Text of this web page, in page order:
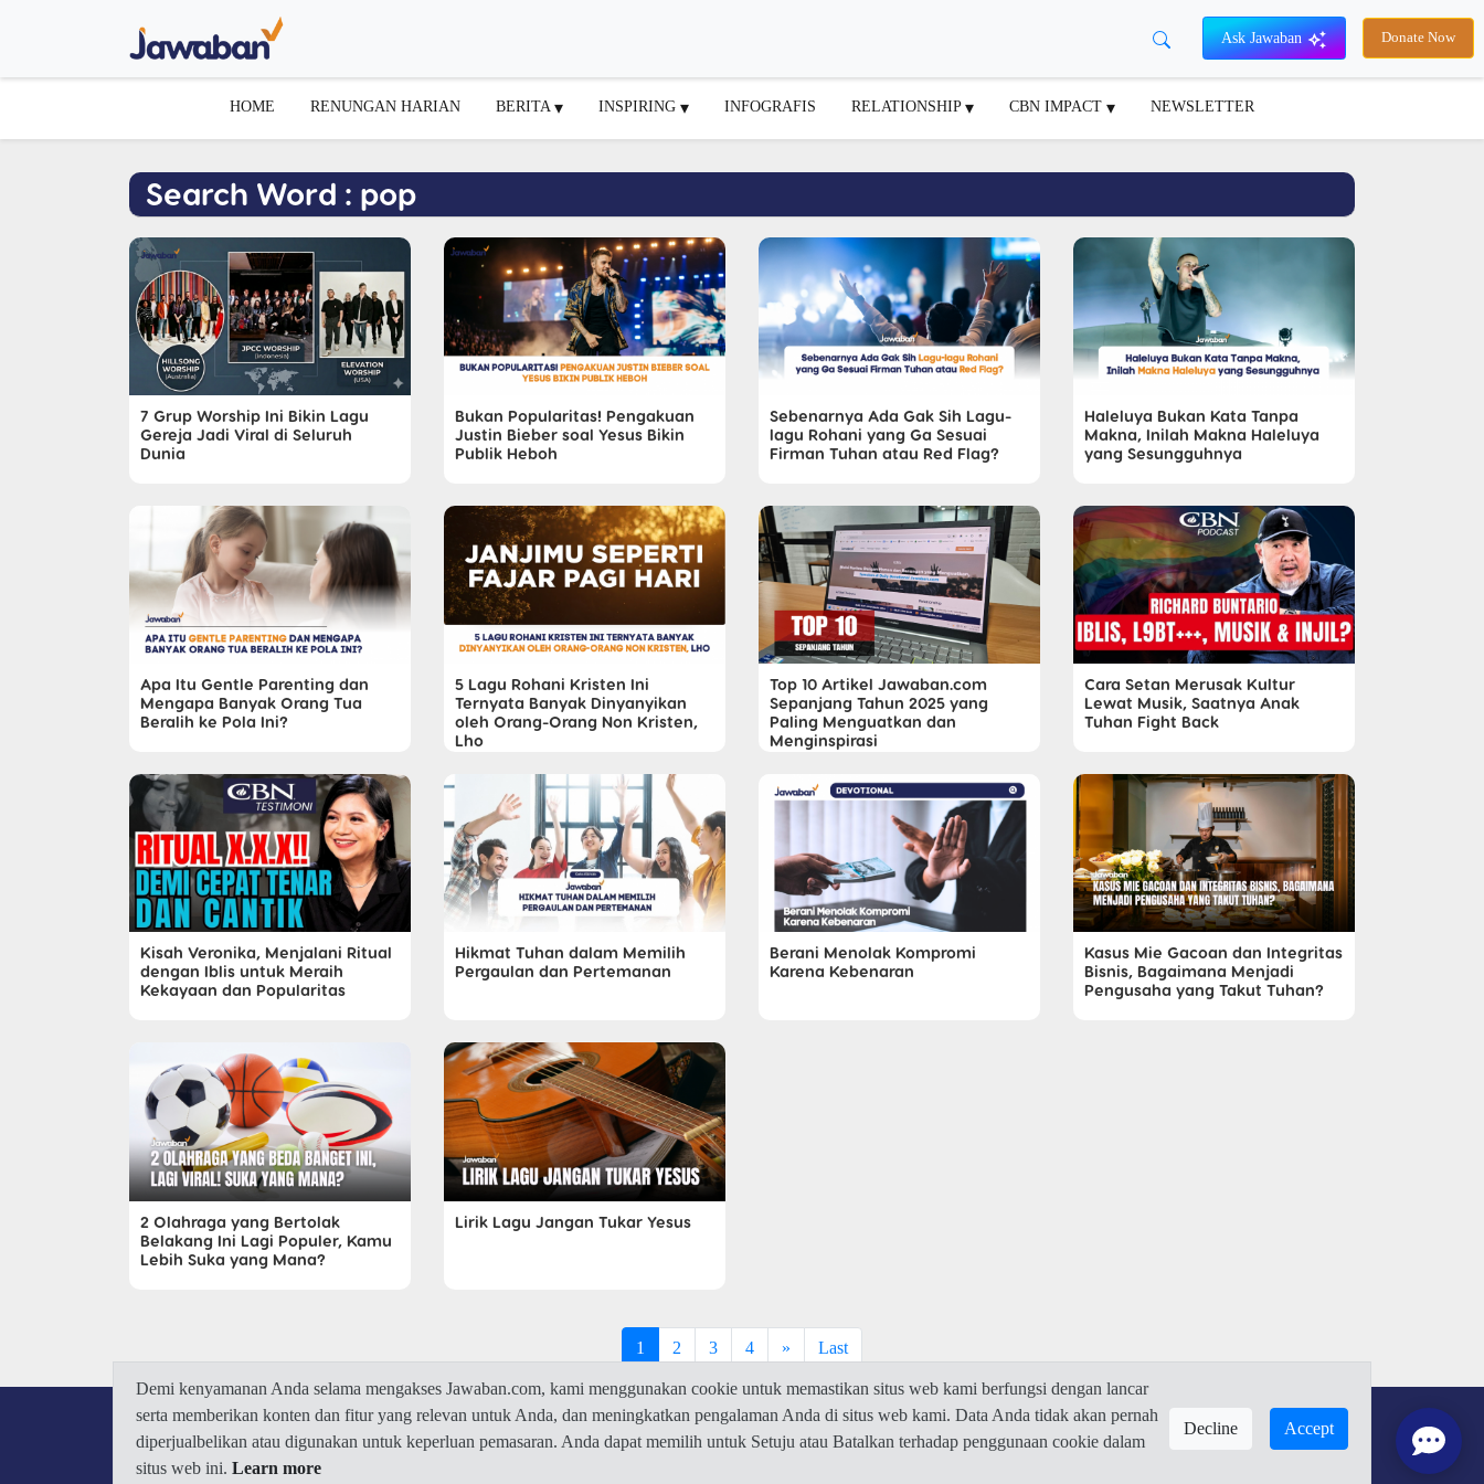
Ask Jawaban Donate Now
HOME RENUNGAN HARIAN BERITA INSPIRING INFOGRAFIS RELATIONSHIP CBN IMPACT NEWSLETTER
Search Word : pop
7 Grup Worship Ini Bikin Lagu
Gereja Jadi Viral di Seluruh
Dunia
Bukan Popularitas! Pengakuan
Justin Bieber soal Yesus Bikin
Publik Heboh
Sebenarnya Ada Gak Sih Lagu-
lagu Rohani yang Ga Sesuai
Firman Tuhan atau Red Flag?
Haleluya Bukan Kata Tanpa
Makna, Inilah Makna Haleluya
yang Sesungguhnya
Apa Itu Gentle Parenting dan
Mengapa Banyak Orang Tua
Beralih ke Pola Ini?
5 Lagu Rohani Kristen Ini
Ternyata Banyak Dinyanyikan
oleh Orang-Orang Non Kristen,
Lho
Top 10 Artikel Jawaban.com
Sepanjang Tahun 2025 yang
Paling Menguatkan dan
Menginspirasi
Cara Setan Merusak Kultur
Lewat Musik, Saatnya Anak
Tuhan Fight Back
Kisah Veronika, Menjalani Ritual
dengan Iblis untuk Meraih
Kekayaan dan Popularitas
Hikmat Tuhan dalam Memilih
Pergaulan dan Pertemanan
Berani Menolak Kompromi
Karena Kebenaran
Kasus Mie Gacoan dan Integritas
Bisnis, Bagaimana Menjadi
Pengusaha yang Takut Tuhan?
2 Olahraga yang Bertolak
Belakang Ini Lagi Populer, Kamu
Lebih Suka yang Mana?
Lirik Lagu Jangan Tukar Yesus
1 2 3 4 » Last
Demi kenyamanan Anda selama mengakses Jawaban.com, kami menggunakan cookie untuk memastikan situs web kami berfungsi dengan lancar
serta memberikan konten dan fitur yang relevan untuk Anda, dan meningkatkan pengalaman Anda di situs web kami. Data Anda tidak akan pernah
diperjualbelikan atau digunakan untuk keperluan pemasaran. Anda dapat memilih untuk Setuju atau Batalkan terhadap penggunaan cookie dalam
situs web ini. Learn more
Decline Accept
© 2026 Jawaban.com -Privacy Policy